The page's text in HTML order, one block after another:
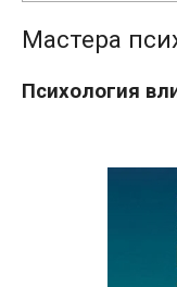
Мастера
Психология